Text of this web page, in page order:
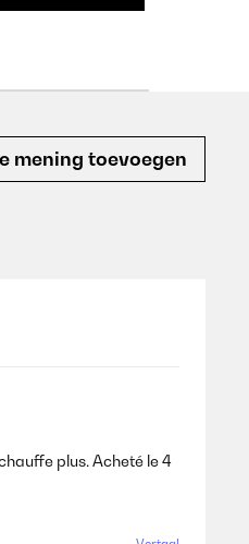
mening toevoegen
plus. Acheté le 4